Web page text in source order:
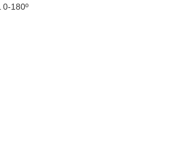
0-180º